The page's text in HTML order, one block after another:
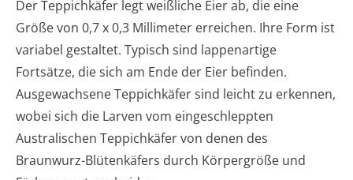
Der Teppichkäfer legt weißliche Eier ab, die eine
Größe von 0,7 x 0,3 Millimeter erreichen. Ihre Form ist
variabel gestaltet. Typisch sind lappenartige
Fortsätze, die sich am Ende der Eier befinden.
Ausgewachsene Teppichkäfer sind leicht zu erkennen,
wobei sich die Larven vom eingeschleppten
Australischen Teppichkäfer von denen des
Braunwurz-Blütenkäfers durch Körpergröße und